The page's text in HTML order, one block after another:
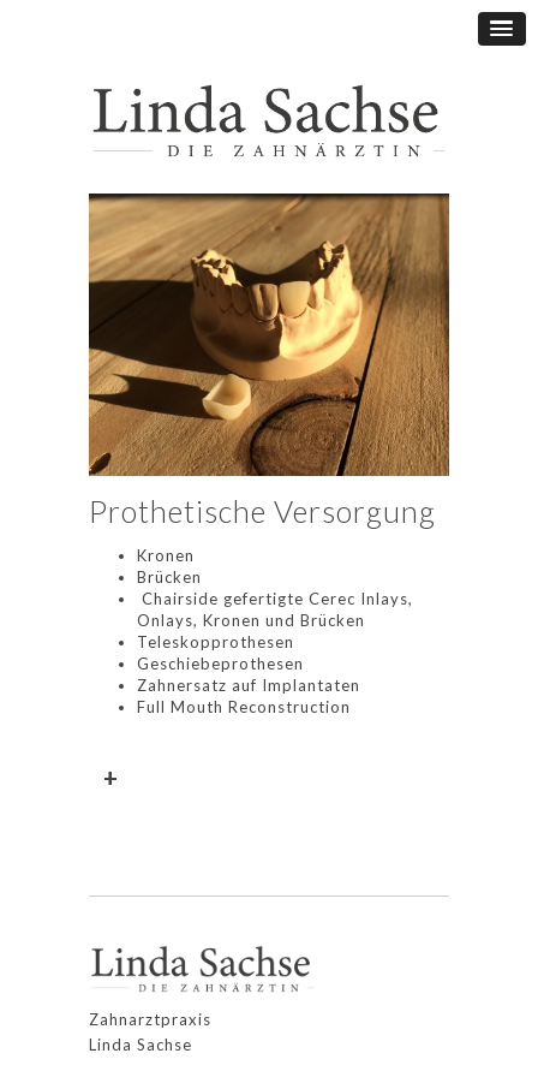
Prothetische Versorgung
Kronen
Brücken
Chairside gefertigte Cerec Inlays,
Onlays, Kronen und Brücken
Teleskopprothesen
Geschiebeprothesen
Zahnersatz auf Implantaten
Full Mouth Reconstruction
+
Zahnarztpraxis
Linda Sachse